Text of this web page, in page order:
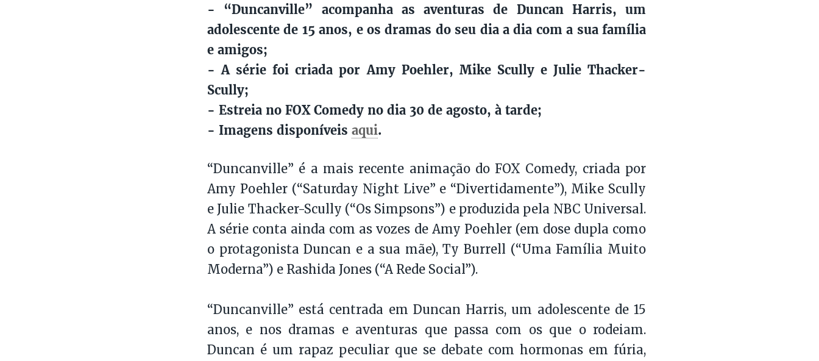
- “Duncanville” acompanha as aventuras de Duncan Harris, um
adolescente de 15 anos, e os dramas do seu dia a dia com a sua família
e amigos;
- A série foi criada por Amy Poehler, Mike Scully e Julie Thacker-
Scully;
- Estreia no FOX Comedy no dia 30 de agosto, à tarde;
- Imagens disponíveis aqui.
“Duncanville” é a mais recente animação do FOX Comedy, criada por
Amy Poehler (“Saturday Night Live” e “Divertidamente”), Mike Scully
e Julie Thacker-Scully (“Os Simpsons”) e produzida pela NBC Universal.
A série conta ainda com as vozes de Amy Poehler (em dose dupla como
o protagonista Duncan e a sua mãe), Ty Burrell (“Uma Família Muito
Moderna”) e Rashida Jones (“A Rede Social”).
“Duncanville” está centrada em Duncan Harris, um adolescente de 15
anos, e nos dramas e aventuras que passa com os que o rodeiam.
Duncan é um rapaz peculiar que se debate com hormonas em fúria,